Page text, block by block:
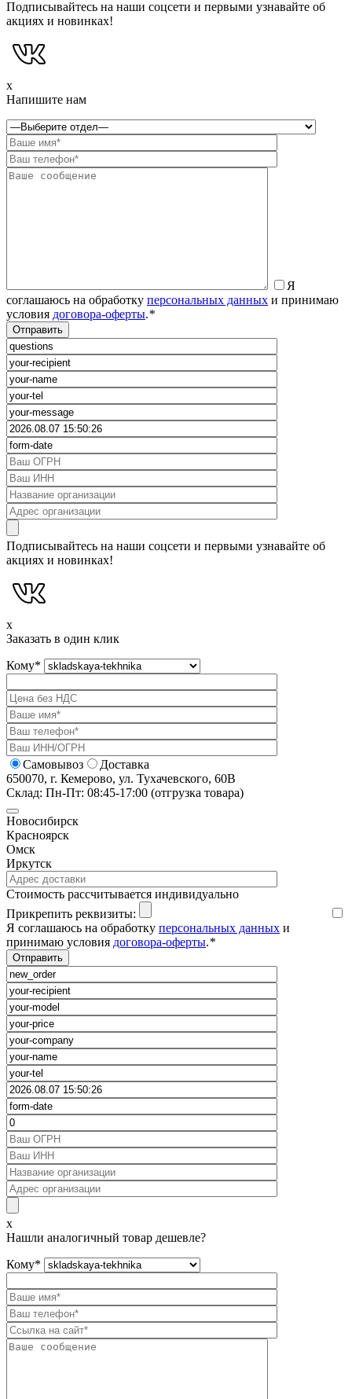
Подписывайтесь на наши соцсети и первыми узнавайте об
акциях и новинках!
x
Напишите нам
Я
соглашаюсь на обработку персональных данных и принимаю
условия договора-оферты.*
Подписывайтесь на наши соцсети и первыми узнавайте об
акциях и новинках!
x
Заказать в один клик
Кому*
Самовывоз
Доставка
650070, г. Кемерово, ул. Тухачевского, 60В
Склад: Пн-Пт: 08:45-17:00 (отгрузка товара)
Новосибирск
Красноярск
Омск
Иркутск
Cтоимость рассчитывается индивидуально
Прикрепить реквизиты:
Я соглашаюсь на обработку персональных данных и
принимаю условия договора-оферты.*
x
Нашли аналогичный товар дешевле?
Кому*